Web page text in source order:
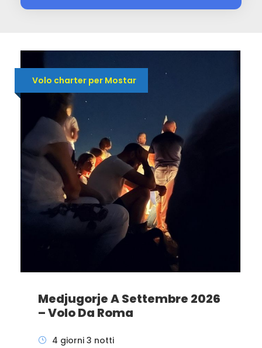
Volo charter per Mostar
Medjugorje A Settembre 2026
– Volo Da Roma
4 giorni 3 notti